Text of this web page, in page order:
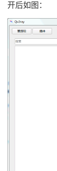
开后如图：